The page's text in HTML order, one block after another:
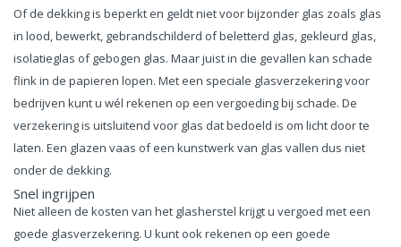
Of de dekking is beperkt en geldt niet voor bijzonder glas zoals glas
in lood, bewerkt, gebrandschilderd of beletterd glas, gekleurd glas,
isolatieglas of gebogen glas. Maar juist in die gevallen kan schade
flink in de papieren lopen. Met een speciale glasverzekering voor
bedrijven kunt u wél rekenen op een vergoeding bij schade. De
verzekering is uitsluitend voor glas dat bedoeld is om licht door te
laten. Een glazen vaas of een kunstwerk van glas vallen dus niet
onder de dekking.
Snel ingrijpen
Niet alleen de kosten van het glasherstel krijgt u vergoed met een
goede glasverzekering. U kunt ook rekenen op een goede